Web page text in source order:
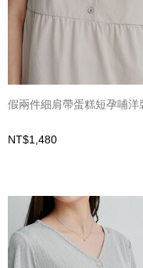
假兩件細肩帶蛋糕短孕哺洋
NT$1,480